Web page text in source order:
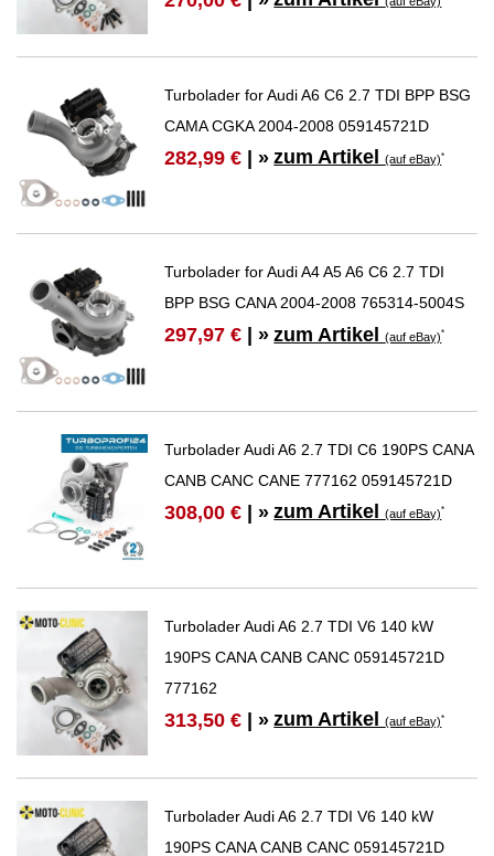
Turbolader for Audi A6 C6 2.7 TDI BPP BSG
CAMA CGKA 2004-2008 059145721D
282,99 € | » zum Artikel(auf eBay)*
Turbolader for Audi A4 A5 A6 C6 2.7 TDI
BPP BSG CANA 2004-2008 765314-5004S
297,97 € | » zum Artikel(auf eBay)*
Turbolader Audi A6 2.7 TDI C6 190PS CANA
CANB CANC CANE 777162 059145721D
308,00 € | » zum Artikel(auf eBay)*
Turbolader Audi A6 2.7 TDI V6 140 kW
190PS CANA CANB CANC 059145721D
777162
313,50 € | » zum Artikel(auf eBay)*
Turbolader Audi A6 2.7 TDI V6 140 kW
190PS CANA CANB CANC 059145721D